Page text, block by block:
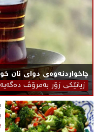
چاخواردنەوەی دوای نان
زیانێكی زۆر به‌مرۆڤ